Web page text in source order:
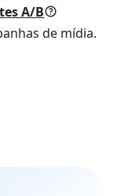
A/B
de mídia.